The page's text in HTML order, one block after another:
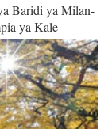
Baridi ya Milan-
ya Kale